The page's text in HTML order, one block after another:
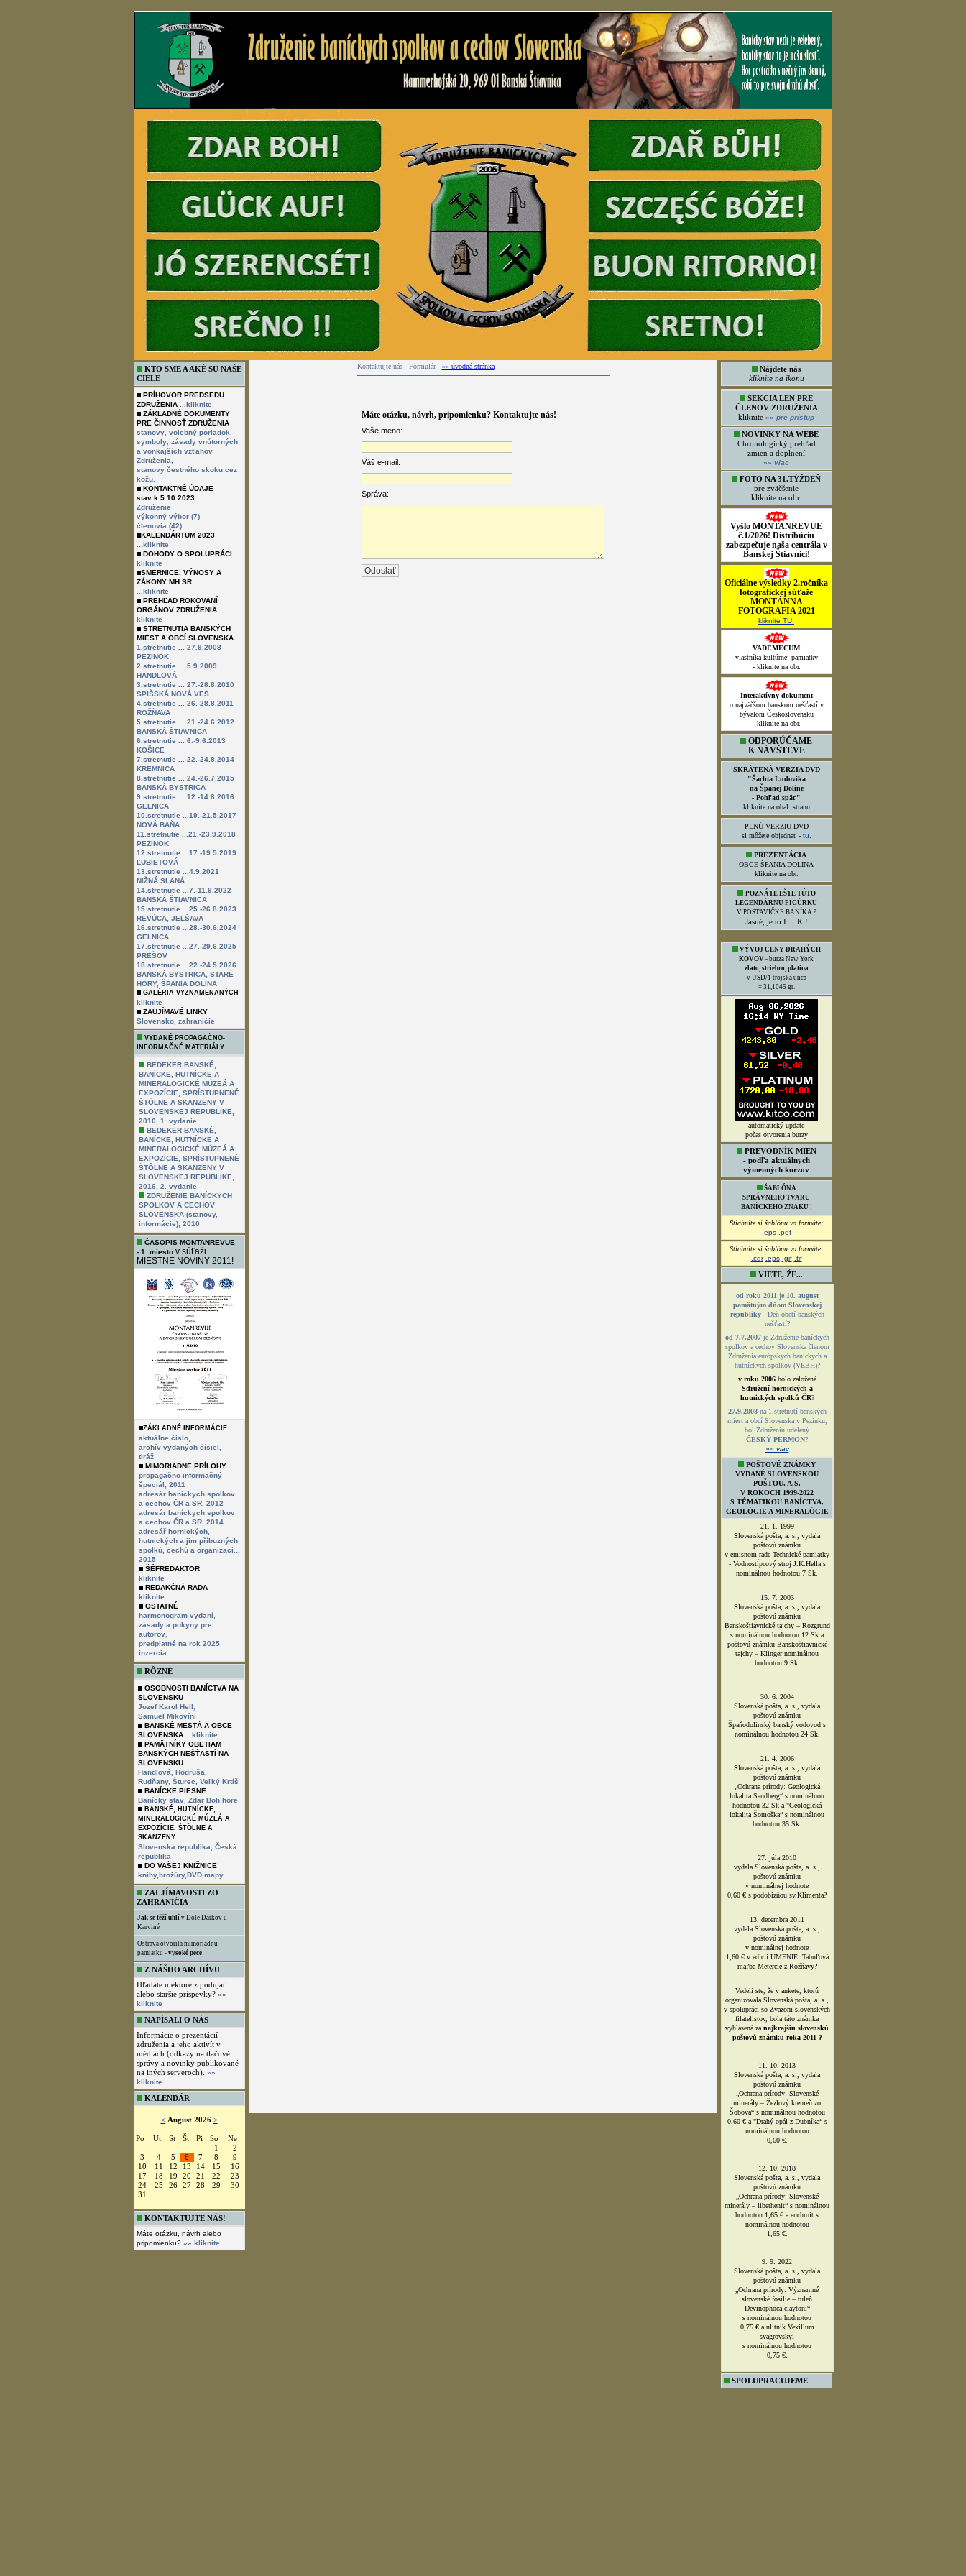
KTO SME A AKÉ SÚ NAŠE
CIELE
PRÍHOVOR PREDSEDU
ZDRUŽENIA
...kliknite
ZÁKLADNÉ DOKUMENTY
PRE ČINNOSŤ ZDRUŽENIA
stanovy, volebný poriadok
symboly, zásady vnútorných
a vonkajších vzťahov
Združenia,
stanovy čestného skoku cez
kožu.
KONTAKTNÉ ÚDAJE
stav k 5.10.2023
Združenie
výkonný výbor (7)
členovia (42)
KALENDÁRTUM 2023
...kliknite
DOHODY O SPOLUPRÁCI
kliknite
SMERNICE, VÝNOSY A
ZÁKONY MH SR
...kliknite
PREHĽAD ROKOVANÍ
ORGÁNOV ZDRUŽENIA
kliknite
STRETNUTIA BANSKÝCH
MIEST A OBCÍ SLOVENSKA
1.stretnutie ... 27.9.2008
PEZINOK
2.stretnutie ... 5.9.2009
HANDLOVÁ
3.stretnutie ... 27.-28.8.2010
SPIŠSKÁ NOVÁ VES
4.stretnutie ... 26.-28.8.2011
ROŽŇAVA
5.stretnutie ... 21.-24.6.2012
BANSKÁ ŠTIAVNICA
6.stretnutie ... 6.-9.6.2013
KOŠICE
7.stretnutie ... 22.-24.8.2014
KREMNICA
8.stretnutie ... 24.-26.7.2015
BANSKÁ BYSTRICA
9.stretnutie ... 12.-14.8.2016
GELNICA
10.stretnutie ...19.-21.5.2017
NOVÁ BAŇA
11.stretnutie ...21.-23.9.2018
PEZINOK
12.stretnutie ...17.-19.5.2019
ĽUBIETOVÁ
13.stretnutie ...4.9.2021
NIŽNÁ SLANÁ
14.stretnutie ...7.-11.9.2022
BANSKÁ ŠTIAVNICA
15.stretnutie ...25.-26.8.2023
REVÚCA, JELŠAVA
16.stretnutie ...28.-30.6.2024
GELNICA
17.stretnutie ...27.-29.6.2025
PREŠOV
18.stretnutie ...22.-24.5.2026
BANSKÁ BYSTRICA, STARÉ
HORY, ŠPANIA DOLINA
GALÉRIA VYZNAMENANÝCH
kliknite
ZAUJÍMAVÉ LINKY
Slovensko, zahraničie
VYDANÉ PROPAGAČNO-
INFORMAČNÉ MATERIÁLY
BEDEKER BANSKÉ,
BANÍCKE, HUTNÍCKE A
MINERALOGICKÉ MÚZEÁ A
EXPOZÍCIE, SPRÍSTUPNENÉ
ŠTÔLNE A SKANZENY V
SLOVENSKEJ REPUBLIKE,
2016, 1. vydanie
BEDEKER BANSKÉ,
BANÍCKE, HUTNÍCKE A
MINERALOGICKÉ MÚZEÁ A
EXPOZÍCIE, SPRÍSTUPNENÉ
ŠTÔLNE A SKANZENY V
SLOVENSKEJ REPUBLIKE,
2016, 2. vydanie
ZDRUŽENIE BANÍCKYCH
SPOLKOV A CECHOV
SLOVENSKA (stanovy,
informácie), 2010
ČASOPIS MONTANREVUE
- 1. miesto v súťaži
MIESTNE NOVINY 2011!
ZÁKLADNÉ INFORMÁCIE
aktuálne číslo,
archív vydaných čísiel,
tiráž
MIMORIADNE PRÍLOHY
propagačno-informačný
špeciál, 2011
adresár baníckych spolkov
a cechov ČR a SR, 2012
adresár baníckych spolkov
a cechov ČR a SR, 2014
adresář hornických,
hutnických a jim příbuzných
spolkú, cechú a organizací...
2015
ŠÉFREDAKTOR
kliknite
REDAKČNÁ RADA
kliknite
OSTATNÉ
harmonogram vydaní,
zásady a pokyny pre
autorov,
predplatné na rok 2025,
inzercia
RÔZNE
OSOBNOSTI BANÍCTVA NA
SLOVENSKU
Jozef Karol Hell
Samuel Mikovíni
BANSKÉ MESTÁ A OBCE
SLOVENSKA
...kliknite
PAMÄTNÍKY OBETIAM
BANSKÝCH NEŠŤASTÍ NA
SLOVENSKU
Handlová,
Hodruša,
Rudňany, Šturec,
Veľký Krtíš
BANÍCKE PIESNE
Banícky stav, Zdar Boh hore
BANSKÉ, HUTNÍCKE,
MINERALOGICKÉ MÚZEÁ A
EXPOZÍCIE, ŠTÔLNE A
SKANZENY
Slovenská republika,
Česká
republika
DO VAŠEJ KNIŽNICE
knihy,brožúry,DVD,mapy...
ZAUJÍMAVOSTI ZO
ZAHRANIČIA
Jak se těží uhlív Dole Darkov u
Karviné
Ostrava otvorila mimoriadnu
pamiatku -vysoké pece
Z NÁŠHO ARCHÍVU
Hľadáte niektoré z podujatí
alebo staršie príspevky? »»
kliknite
NAPÍSALI O NÁS
Informácie o prezentácií
združenia a jeho aktivít v
médiách (odkazy na tlačové
správy a novinky publikované
na iných serveroch). »»
kliknite
KALENDÁR
< August 2026 >
Po Ut St Št Pi So
Ne
1
2
3
4 5 6 7 8
9
10
11 12 13 14 15
16
17
18 19 20 21 22
23
24
25 26 27 28 29
30
31
KONTAKTUJTE NÁS!
Máte otázku, návrh alebo
pripomienku? »» kliknite
Nájdete nás
kliknite na ikonu
SEKCIA LEN PRE
ČLENOV ZDRUŽENIA
kliknite »» pre prístup
NOVINKY NA WEBE
Chronologický prehľad
zmien a doplnení
»» viac
FOTO NA 31.TÝŽDEŇ
pre zväčšenie
kliknite na obr.
Vyšlo MONTANREVUE
č.1/2026! Distribúciu
zabezpečuje naša centrála v
Banskej Štiavnici!
Oficiálne výsledky 2.ročníka
fotografickej súťaže
MONTÁNNA
FOTOGRAFIA 2021
kliknite TU.
VADEMECUM
vlastníka kultúrnej pamiatky
- kliknite na obr.
Interaktívny dokument
o najväčšom banskom nešťastí v
bývalom Československu
- kliknite na obr.
ODPORÚČAME
K NÁVŠTEVE
SKRÁTENÁ VERZIA DVD
"Šachta Ludovika
na Španej Doline
- Pohľad späť"
kliknite na obal. stranu
PLNÚ VERZIU DVD
si môžete objednať - tu.
PREZENTÁCIA
OBCE ŠPANIA DOLINA
kliknite na obr.
POZNÁTE EŠTE TÚTO
LEGENDÁRNU FIGÚRKU
V POSTAVIČKE BANÍKA ?
Jasné, je to I.....K !
VÝVOJ CENY DRAHÝCH
KOVOV - burza New York
zlato, striebro, platina
v USD/1 trojská unca
= 31,1045 gr.
automatický update
počas otvorenia burzy
PREVODNÍK MIEN
- podľa aktuálnych
výmenných kurzov
ŠABLÓNA
SPRÁVNEHO TVARU
BANÍCKEHO ZNAKU !
Stiahnite si šablónu vo formáte:
.eps .pdf
Stiahnite si šablónu vo formáte:
.cdr .eps .gif .tif
VIETE, ŽE...
od roku 2011 je 10. august
pamätným dňom Slovenskej
republiky - Deň obetí banských
nešťastí?
od 7.7.2007je Združenie baníckych
spolkov a cechov Slovenska členom
Združenia európskych baníckych a
hutníckych spolkov (VEBH)?
v roku 2006bolo založené
Sdružení hornických a
hutnických spolků ČR?
27.9.2008na 1.stretnutí banských
miest a obcí Slovenska v Pezinku,
bol Združeniu udelený
ČESKÝ PERMON?
»» viac
POŠTOVÉ ZNÁMKY
VYDANÉ SLOVENSKOU
POŠTOU, A.S.
V ROKOCH 1999-2022
S TÉMATIKOU BANÍCTVA,
GEOLÓGIE A MINERALÓGIE
21. 1. 1999
Slovenská pošta, a. s., vydala
poštovú známku
v emisnom rade Technické pamiatky
- Vodnostĺpcový stroj J.K.Hella s
nominálnou hodnotou 7 Sk.
15. 7. 2003
Slovenská pošta, a. s., vydala
poštovú známku
Banskoštiavnické tajchy – Rozgrund
s nominálnou hodnotou 12 Sk a
poštovú známku Banskoštiavnické
tajchy – Klinger nominálnou
hodnotou 9 Sk.
30. 6. 2004
Slovenská pošta, a. s., vydala
poštovú známku
Špaňodolinský banský vodovod s
nominálnou hodnotou 24 Sk.
21. 4. 2006
Slovenská pošta, a. s., vydala
poštovú známku
„Ochrana prírody: Geologická
lokalita Sandberg“ s nominálnou
hodnotou 32 Sk a "Geologická
lokalita Šomoška“ s nominálnou
hodnotou 35 Sk.
27. júla 2010
vydala Slovenská pošta, a. s.,
poštovú známku
v nominálnej hodnote
0,60 € s podobizňou sv.Klimenta?
13. decembra 2011
vydala Slovenská pošta, a. s.,
poštovú známku
v nominálnej hodnote
1,60 € v edícii UMENIE: Tabuľová
maľba Metercie z Rožňavy?
Vedeli ste, že v ankete, ktorú
organizovala Slovenská pošta, a. s.,
v spolupráci so Zväzom slovenských
filatelistov, bola táto známka
vyhlásená za najkrajšiu slovenskú
poštovú známku roka 2011 ?
11. 10. 2013
Slovenská pošta, a. s., vydala
poštovú známku
„Ochrana prírody: Slovenské
minerály – Žezlový kremeň zo
Šobova“ s nominálnou hodnotou
0,60 € a "Drahý opál z Dubníka“ s
nominálnou hodnotou
0,60 €.
12. 10. 2018
Slovenská pošta, a. s., vydala
poštovú známku
„Ochrana prírody: Slovenské
minerály – libethenit“ s nominálnou
hodnotou 1,65 € a euchroit s
nominálnou hodnotou
1,65 €.
9. 9. 2022
Slovenská pošta, a. s., vydala
poštovú známku
„Ochrana prírody: Významné
slovenské fosílie – tuleň
Devinophoca claytoni“
s nominálnou hodnotou
0,75 € a ulitník Vexillum
svagrovskyi
s nominálnou hodnotou
0,75 €.
SPOLUPRACUJEME
Kontaktujte nás - Formulár - »» úvodná stránka
Máte otázku, návrh, pripomienku? Kontaktujte nás!
Vaše meno:
Váš e-mail:
Správa: